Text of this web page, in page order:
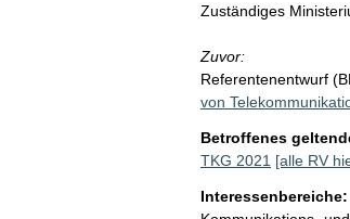
Zuständiges
Zuvor:
Referentenentwurf
von
Betroffenes
TKG 2021 [alle RV
Interessenbereiche: